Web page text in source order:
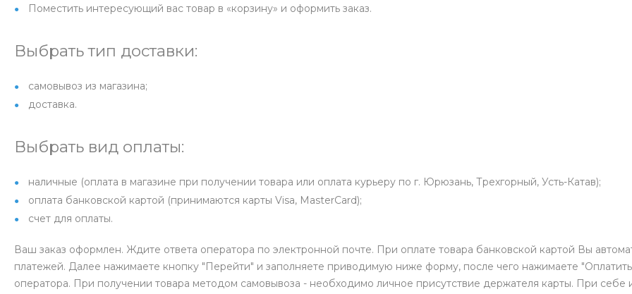
Поместить интересующий вас товар в «корзину» и оформить заказ.
Выбрать тип доставки:
самовывоз из магазина;
доставка.
Выбрать вид оплаты:
наличные (оплата в магазине при получении товара или оплата курьеру по г. Юрюзань, Трехгорный, Усть-Катав);
оплата банковской картой (принимаются карты Visa, MasterCard);
счет для оплаты.
Ваш заказ оформлен. Ждите ответа оператора по электронной почте. При оплате товара банковской картой Вы
платежей. Далее нажимаете кнопку "Перейти" и заполняете приводимую ниже форму, после чего нажимаете
оператора. При получении товара методом самовывоза - необходимо личное присутствие держателя карты. При себе